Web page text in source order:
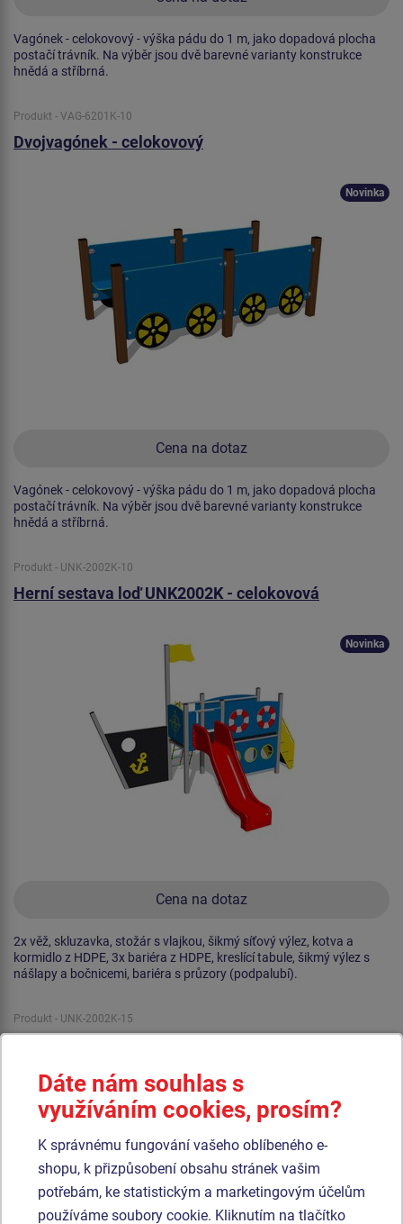
Vagónek - celokovový - výška pádu do 1 m, jako dopadová plocha
postačí trávník. Na výběr jsou dvě barevné varianty konstrukce
hnědá a stříbrná.
Produkt - VAG-6201K-10
Dvojvagónek - celokovový
Cena na dotaz
Novinka
Vagónek - celokovový - výška pádu do 1 m, jako dopadová plocha
postačí trávník. Na výběr jsou dvě barevné varianty konstrukce
hnědá a stříbrná.
Produkt - UNK-2002K-10
Herní sestava loď UNK2002K - celokovová
Cena na dotaz
Novinka
2x věž, skluzavka, stožár s vlajkou, šikmý síťový výlez, kotva a
kormidlo z HDPE, 3x bariéra z HDPE, kreslící tabule, šikmý výlez s
nášlapy a bočnicemi, bariéra s průzory (podpalubí).
Produkt - UNK-2002K-15
Dáte nám souhlas s
využíváním cookies, prosím?
K správnému fungování vašeho oblíbeného e-
shopu, k přizpůsobení obsahu stránek vašim
potřebám, ke statistickým a marketingovým účelům
používáme soubory cookie. Kliknutím na tlačítko